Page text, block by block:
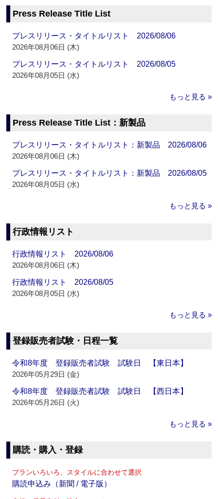
Press Release Title List
プレスリリース・タイトルリスト 2026/08/06
2026年08月06日 (木)
プレスリリース・タイトルリスト 2026/08/05
2026年08月05日 (水)
もっと見る »
Press Release Title List：新製品
プレスリリース・タイトルリスト：新製品 2026/08/06
2026年08月06日 (木)
プレスリリース・タイトルリスト：新製品 2026/08/05
2026年08月05日 (水)
もっと見る »
行政情報リスト
行政情報リスト 2026/08/06
2026年08月06日 (木)
行政情報リスト 2026/08/05
2026年08月05日 (水)
もっと見る »
登録販売者試験・日程一覧
令和8年度 登録販売者試験 試験日 【東日本】
2026年05月29日 (金)
令和8年度 登録販売者試験 試験日 【西日本】
2026年05月26日 (火)
もっと見る »
購読・購入・登録
プランいろいろ、スタイルに合わせて選択
購読申込み（新聞 / 電子版）